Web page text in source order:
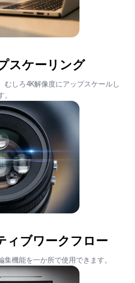
スケーリング
むしろ4K解像度にアップスケールし
ィブワークフロー
集機能を一か所で使用できます。